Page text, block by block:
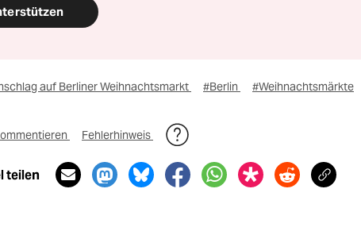
auf Berliner Weihnachtsmarkt #Berlin #Weihnachtsmärkte
Fehlerhinweis
teilen